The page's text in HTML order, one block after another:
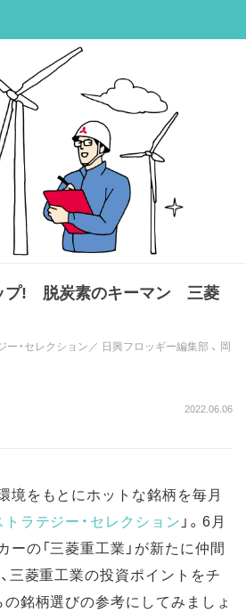
プ! 脱炭素のキーマン 三菱
ー・セレクション／ 日興フロッギー編集部 、 岡
2022.06.06
境をもとにホットな銘柄を毎月
トラテジー・セレクション 」。6月
の「三菱重工業」が新たに仲間
菱重工業の投資ポイントをチ
の銘柄選びの参考にしてみましょ